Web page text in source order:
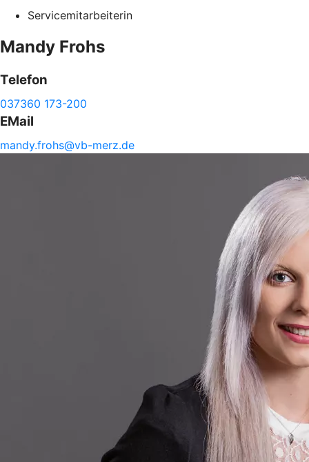
Servicemitarbeiterin
Mandy Frohs
Telefon
037360 173-200
EMail
mandy.frohs@vb-merz.de